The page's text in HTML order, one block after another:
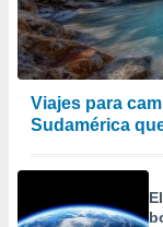
Viajes para
Sudamérica